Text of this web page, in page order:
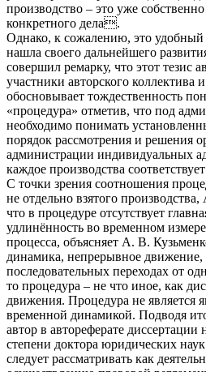
производство – это уже
конкретного дела.
Однако, к сожалению, это удобный
нашла своего дальнейшего
совершил ремарку, что этот тезис
участники авторского коллектива
обосновывает тождественность
«процедура» отметив, что под
необходимо понимать
порядок рассмотрения и решения
администрации индивидуальных
каждое производства
С точки зрения соотношения
не отдельно взятого
что в процедуре отсутствует
удлинённость во временном
процесса, объясняет А. В.
динамика, непрерывное
последовательных переходах от
то процедура – не что иное, как
движения. Процедура не является
временной динамикой. Подводя
автор в автореферате диссертации
степени доктора юридических
следует рассматривать как